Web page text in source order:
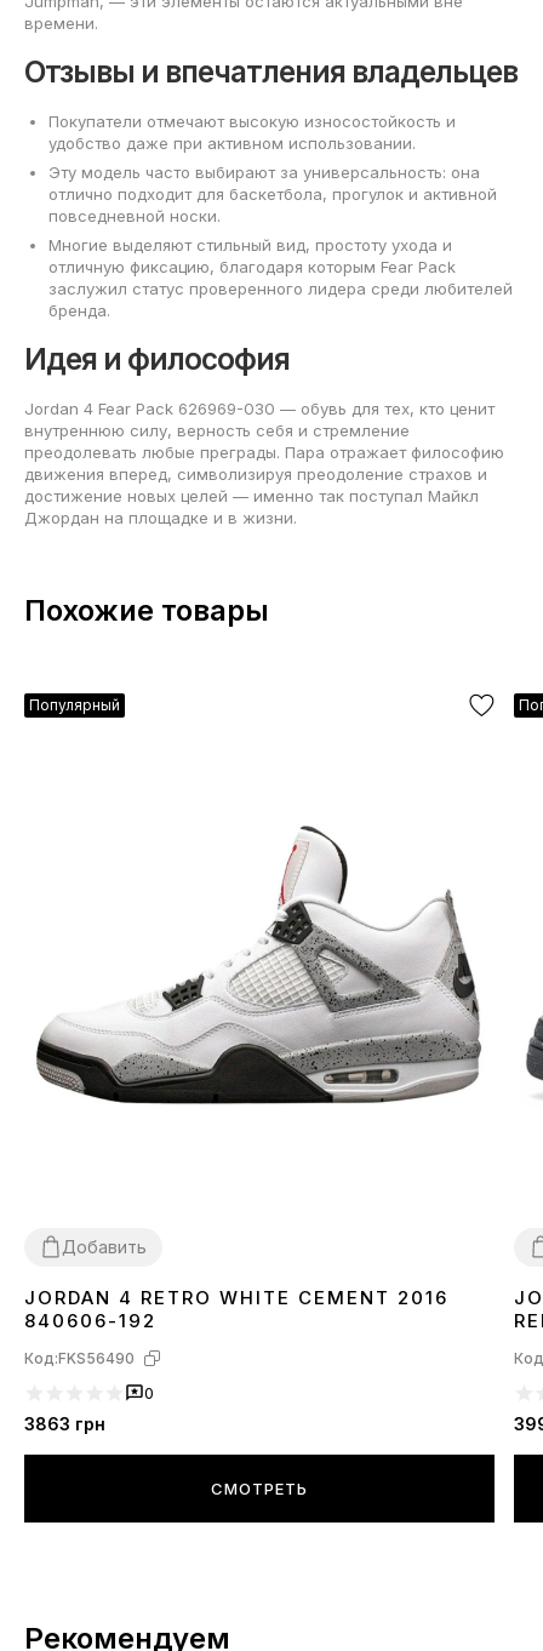
времени.
Отзывы и впечатления владельцев
Покупатели отмечают высокую износостойкость и
удобство даже при активном использовании.
Эту модель часто выбирают за универсальность: она
отлично подходит для баскетбола, прогулок и активной
повседневной носки.
Многие выделяют стильный вид, простоту ухода и
отличную фиксацию, благодаря которым Fear Pack
заслужил статус проверенного лидера среди любителей
бренда.
Идея и философия
Jordan 4 Fear Pack 626969-030 — обувь для тех, кто ценит
внутреннюю силу, верность себя и стремление
преодолевать любые преграды. Пара отражает философию
движения вперед, символизируя преодоление страхов и
достижение новых целей — именно так поступал Майкл
Джордан на площадке и в жизни.
Похожие товары
Популярный
Добавить
36384044
JORDAN 4 RETRO WHITE CEMENT 2016
840606-192
Код:FKS56490
0
3863 грн
СМОТРЕТЬ
Рекомендуем